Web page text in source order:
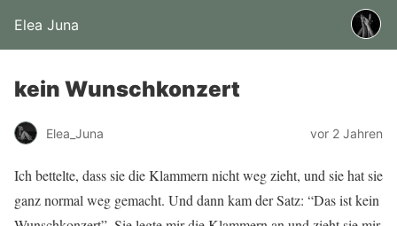
Elea Juna
kein Wunschkonzert
Elea_Juna vor 2 Jahren
Ich bettelte, dass sie die Klammern nicht weg zieht, und sie hat sie
ganz normal weg gemacht. Und dann kam der Satz: “Das ist kein